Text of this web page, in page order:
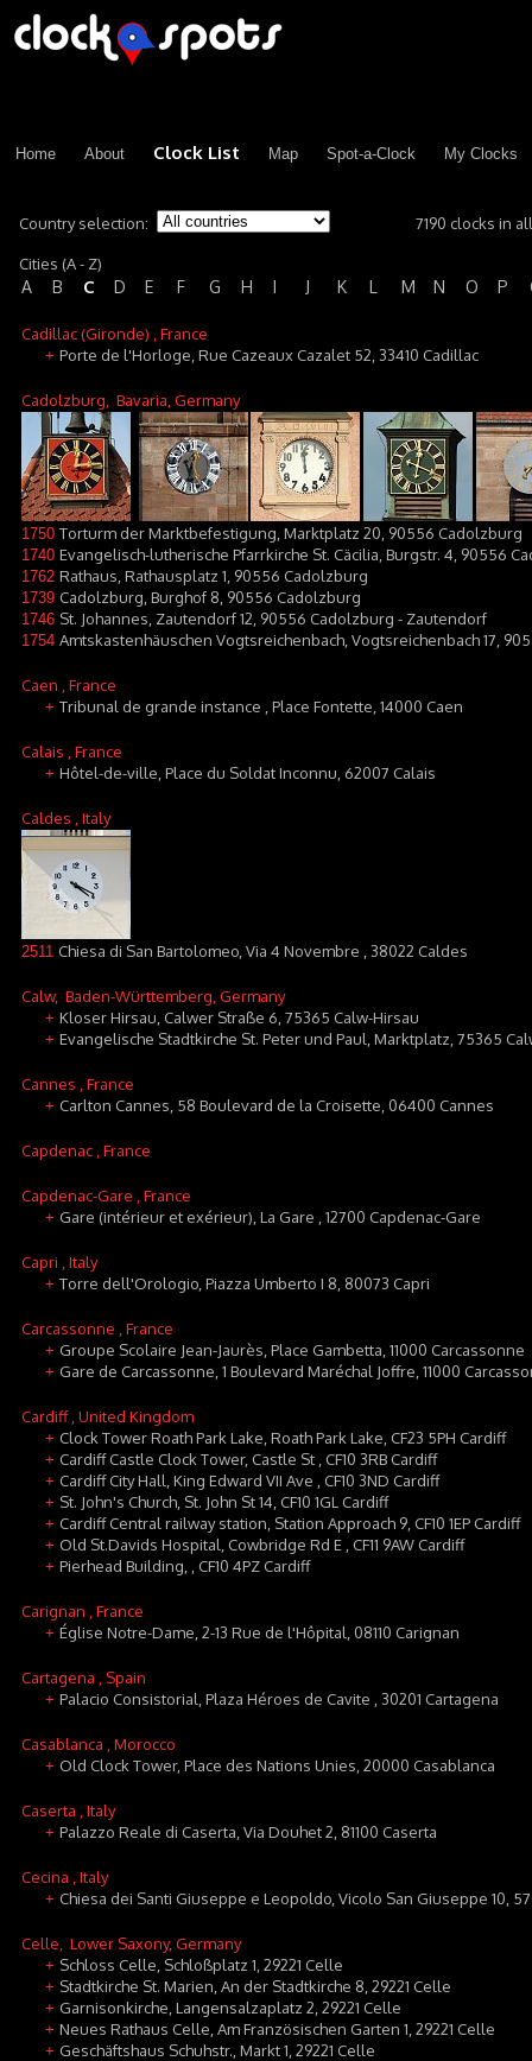
Home About Clock List Map Spot-a-Clock My Clocks
Country selection: 7190 clocks in
Cities (A - Z)
A B C D E F G H I J K L M N O P
Cadillac (Gironde) , France
+ Porte de l'Horloge, Rue Cazeaux Cazalet 52, 33410 Cadillac
Cadolzburg , Bavaria, Germany
1750 Torturm der Marktbefestigung, Marktplatz 20, 90556 Cadolzburg
1740 Evangelisch-lutherische Pfarrkirche St. Cäcilia, Burgstr. 4, 90556
1762 Rathaus, Rathausplatz 1, 90556 Cadolzburg
1739 Cadolzburg, Burghof 8, 90556 Cadolzburg
1746 St. Johannes, Zautendorf 12, 90556 Cadolzburg - Zautendorf
1754 Amtskastenhäuschen Vogtsreichenbach, Vogtsreichenbach 17,
Caen , France
+ Tribunal de grande instance , Place Fontette, 14000 Caen
Calais , France
+ Hôtel-de-ville, Place du Soldat Inconnu, 62007 Calais
Caldes , Italy
2511 Chiesa di San Bartolomeo, Via 4 Novembre , 38022 Caldes
Calw, Baden-Württemberg, Germany
+ Kloser Hirsau, Calwer Straße 6, 75365 Calw-Hirsau
+ Evangelische Stadtkirche St. Peter und Paul, Marktplatz, 75365
Cannes , France
+ Carlton Cannes, 58 Boulevard de la Croisette, 06400 Cannes
Capdenac , France
Capdenac-Gare , France
+ Gare (intérieur et exérieur), La Gare , 12700 Capdenac-Gare
Capri , Italy
+ Torre dell'Orologio, Piazza Umberto I 8, 80073 Capri
Carcassonne , France
+ Groupe Scolaire Jean-Jaurès, Place Gambetta, 11000 Carcassonne
+ Gare de Carcassonne, 1 Boulevard Maréchal Joffre, 11000
Cardiff, United Kingdom
+ Clock Tower Roath Park Lake, Roath Park Lake, CF23 5PH Cardiff
+ Cardiff Castle Clock Tower, Castle St , CF10 3RB Cardiff
+ Cardiff City Hall, King Edward VII Ave , CF10 3ND Cardiff
+ St. John's Church, St. John St 14, CF10 1GL Cardiff
+ Cardiff Central railway station, Station Approach 9, CF10 1EP Cardiff
+ Old St.Davids Hospital, Cowbridge Rd E , CF11 9AW Cardiff
+ Pierhead Building, , CF10 4PZ Cardiff
Carignan , France
+ Église Notre-Dame, 2-13 Rue de l'Hôpital, 08110 Carignan
Cartagena , Spain
+ Palacio Consistorial, Plaza Héroes de Cavite , 30201 Cartagena
Casablanca , Morocco
+ Old Clock Tower, Place des Nations Unies, 20000 Casablanca
Caserta , Italy
+ Palazzo Reale di Caserta, Via Douhet 2, 81100 Caserta
Cecina , Italy
+ Chiesa dei Santi Giuseppe e Leopoldo, Vicolo San Giuseppe 10,
Celle , Lower Saxony, Germany
+ Schloss Celle, Schloßplatz 1, 29221 Celle
+ Stadtkirche St. Marien, An der Stadtkirche 8, 29221 Celle
+ Garnisonkirche, Langensalzaplatz 2, 29221 Celle
+ Neues Rathaus Celle, Am Französischen Garten 1, 29221 Celle
+ Geschäftshaus Schuhstr., Markt 1, 29221 Celle